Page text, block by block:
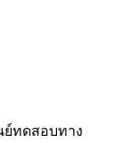
ย์ทดสอบทาง